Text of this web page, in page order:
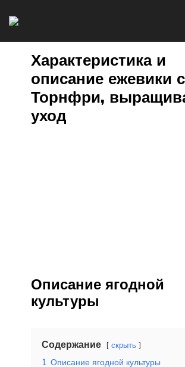
Характеристика и
описание ежевики
Торнфри,
уход
Описание ягодной
культуры
Содержание скрыть
1 Описание ягодной культуры